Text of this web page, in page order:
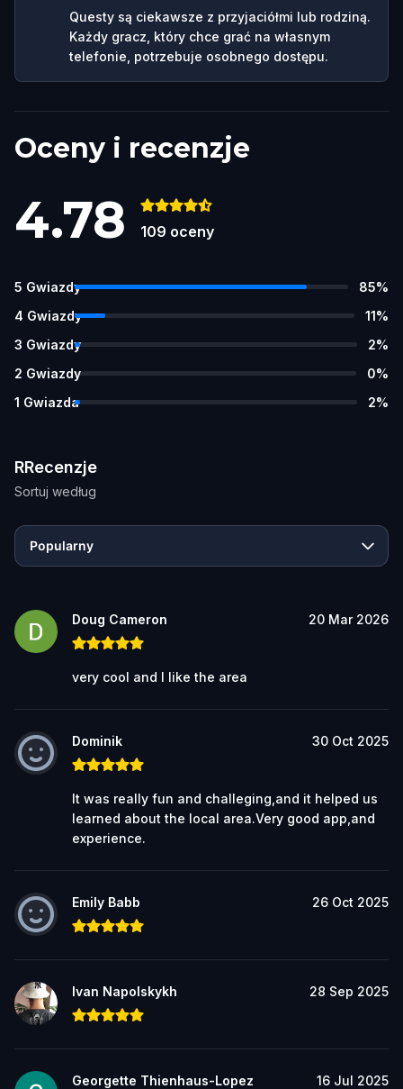
Questy są ciekawsze z przyjaciółmi lub rodziną.
Każdy gracz, który chce grać na własnym
telefonie, potrzebuje osobnego dostępu.
Oceny i recenzje
4.78 109 oceny
5 Gwiazdy 85%
4 Gwiazdy 11%
3 Gwiazdy 2%
2 Gwiazdy 0%
1 Gwiazda 2%
RRecenzje
Sortuj według
Popularny
Doug Cameron 20 Mar 2026
very cool and I like the area
Dominik 30 Oct 2025
It was really fun and challeging,and it helped us
learned about the local area.Very good app,and
experience.
Emily Babb 26 Oct 2025
Ivan Napolskykh 28 Sep 2025
Georgette Thienhaus-Lopez 16 Jul 2025